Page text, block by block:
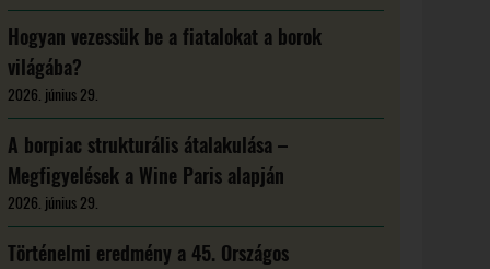
Hogyan vezessük be a fiatalokat a borok
világába?
2026. június 29.
A borpiac strukturális átalakulása –
Megfigyelések a Wine Paris alapján
2026. június 29.
Történelmi eredmény a 45. Országos